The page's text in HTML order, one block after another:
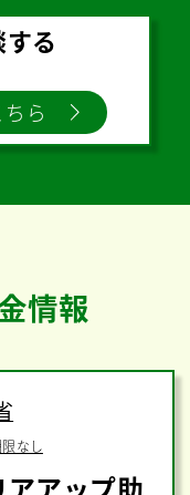
る
ら
情報
なし